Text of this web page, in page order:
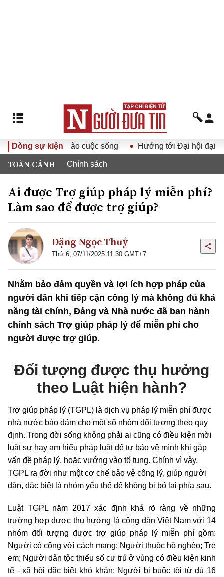
Dòng sự kiện
XIV vào cuộc sống Hướng tới Đại hội đại biểu toàn
TOÀN CẢNH Chính sách
Ai được Trợ giúp pháp lý miễn phí?
Làm sao để được trợ giúp?
Đặng Ngọc Thuỷ
Thứ 6, 07/11/2025 11:30 GMT+7
Nhằm bảo đảm quyền và lợi ích hợp pháp của
người dân khi tiếp cận công lý mà không đủ khả
năng tài chính, Đảng và Nhà nước đã ban hành
chính sách Trợ giúp pháp lý để miễn phí cho
người được trợ giúp.
Đối tượng được thụ hưởng
theo Luật hiện hành?
Trợ giúp pháp lý (TGPL) là dịch vụ pháp lý miễn phí được
nhà nước bảo đảm cho một số nhóm đối tượng theo quy
định. Trong đời sống không phải ai cũng có điều kiện mời
luật sư hay am hiểu pháp luật để tự bảo vệ mình khi gặp
vấn đề pháp lý, hoặc vướng vào tố tụng. Chính vì vậy,
TGPL ra đời như một cơ chế bảo vệ công lý, giúp người
dân, đặc biệt là nhóm yếu thế để không bị bỏ lại phía sau.
Luật TGPL năm 2017 xác định khá rõ ràng về những
trường hợp được thụ hưởng là công dân Việt Nam với 14
nhóm đối tượng được trợ giúp pháp lý miễn phí gồm:
Người có công với cách mạng; Người thuộc hộ nghèo; Trẻ
em; Người dân tộc thiểu số cư trú ở vùng có điều kiện kinh
tế - xã hội đặc biệt khó khăn; Người bị buộc tội từ đủ 16